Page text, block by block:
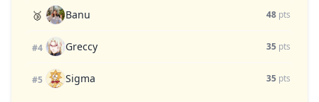
🥉 Banu 48 pts
#4 Greccy 35 pts
#5 Sigma 35 pts